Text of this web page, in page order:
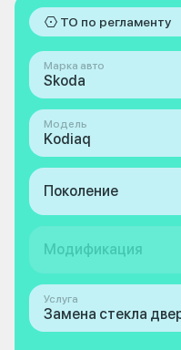
ТО по регламенту
Марка авто
Skoda
Модель
Kodiaq
Поколение
Модификация
Услуга
Замена стекла